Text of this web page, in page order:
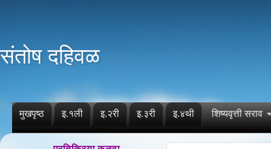
संतोष दहिवळ
मुखपृष्ठ इ.१ली इ.२री इ.३री इ.४थी शिष्यवृत्ती सराव